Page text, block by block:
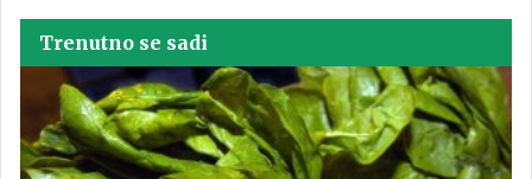
Trenutno se sadi